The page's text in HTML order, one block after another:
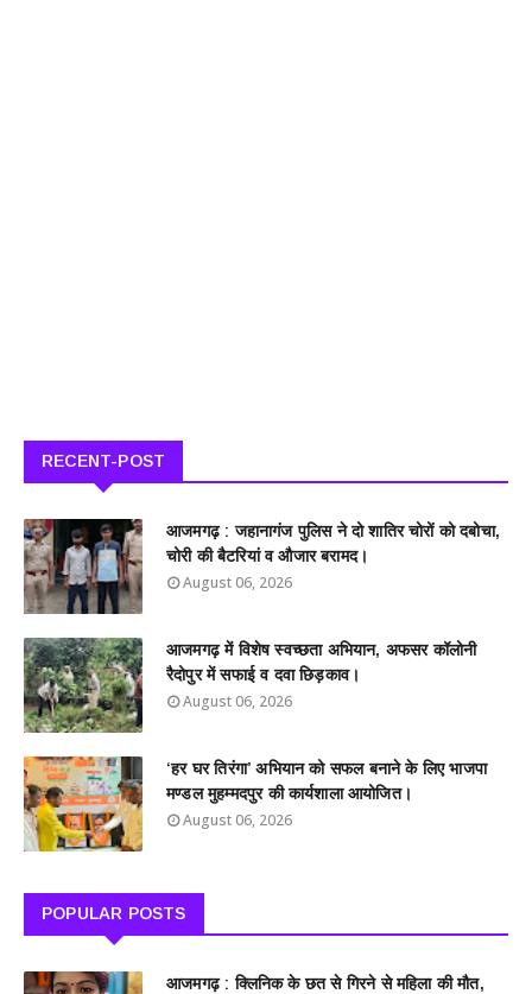
RECENT-POST
आजमगढ़ : जहानागंज पुलिस ने दो शातिर चोरों को दबोचा,
चोरी की बैटरियां व औजार बरामद।
August 06, 2026
आजमगढ़ में विशेष स्वच्छता अभियान, अफसर कॉलोनी
रैदोपुर में सफाई व दवा छिड़काव।
August 06, 2026
‘हर घर तिरंगा’ अभियान को सफल बनाने के लिए भाजपा
मण्डल मुहम्मदपुर की कार्यशाला आयोजित।
August 06, 2026
POPULAR POSTS
आजमगढ़ : क्लिनिक के छत से गिरने से महिला की मौत,